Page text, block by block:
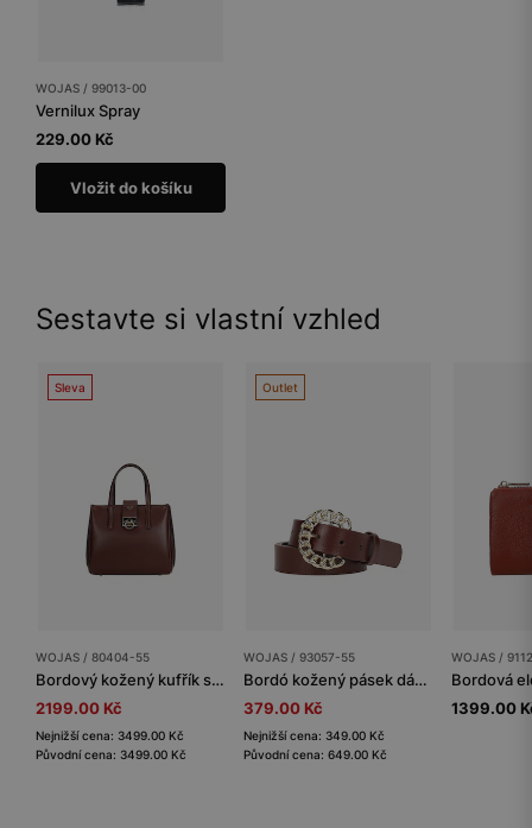
WOJAS / 99013-00
Vernilux Spray
229.00 Kč
Vložit do košíku
Sestavte si vlastní vzhled
Sleva
WOJAS / 80404-55
Bordový kožený kufřík se zlatým zapínáním
2199.00 Kč
Nejnižší cena: 3499.00 Kč
Původní cena: 3499.00 Kč
Outlet
WOJAS / 93057-55
Bordó kožený pásek dámský s kulatou zlatou sponou
379.00 Kč
Nejnižší cena: 349.00 Kč
Původní cena: 649.00 Kč
WOJAS /
1399.00